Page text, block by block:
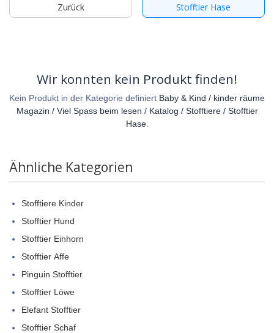
Zurück Stofftier Hase
Wir konnten kein Produkt finden!
Kein Produkt in der Kategorie definiert Baby & Kind / kinder räume
Magazin / Viel Spass beim lesen / Katalog / Stofftiere / Stofftier
Hase.
Ähnliche Kategorien
Stofftiere Kinder
Stofftier Hund
Stofftier Einhorn
Stofftier Affe
Pinguin Stofftier
Stofftier Löwe
Elefant Stofftier
Stofftier Schaf